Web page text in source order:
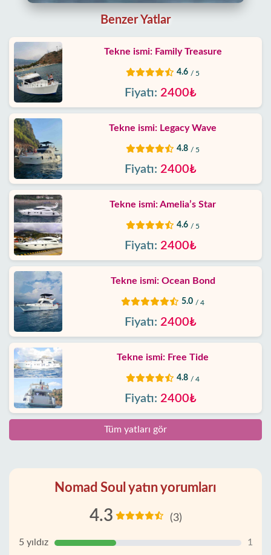
Sunduklarımız
Hizmet
Şartları
Gizlilik
Politikası
İletişim
Benzer Yatlar
Tekne ismi: Family Treasure
4.6 / 5
Fiyatı: 2400₺
Tekne ismi: Legacy Wave
4.8 / 5
Fiyatı: 2400₺
Tekne ismi: Amelia’s Star
4.6 / 5
Fiyatı: 2400₺
Tekne ismi: Ocean Bond
5.0 / 4
Fiyatı: 2400₺
Tekne ismi: Free Tide
4.8 / 4
Fiyatı: 2400₺
Tüm yatları gör
Nomad Soul yatın yorumları
4.3 (3)
5 yıldız
1